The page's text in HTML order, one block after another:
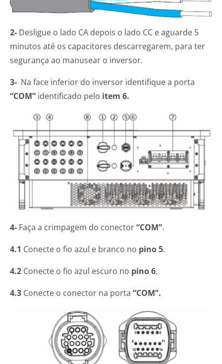
2- Desligue o lado CA depois o lado CC e aguarde 5
minutos até os capacitores descarregarem, para ter
segurança ao manusear o inversor.
3- Na face inferior do inversor identifique a porta
“COM” identificado pelo item 6.
4- Faça a crimpagem do conector“COM”.
4.1 Conecte o fio azul e branco no pino 5.
4.2 Conecte o fio azul escuro no pino 6.
4.3 Conecte o conector na porta “COM”.